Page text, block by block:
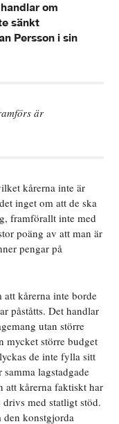
om
sänkt
Persson i sin
är
kårerna inte är
inget om att de ska
framförallt inte med
poäng av att man är
pengar på
kårerna inte borde
påståtts. Det handlar
utan större
mycket större budget
de inte fylla sitt
lagstadgade
att kårerna faktiskt har
med statligt stöd.
den konstgjorda